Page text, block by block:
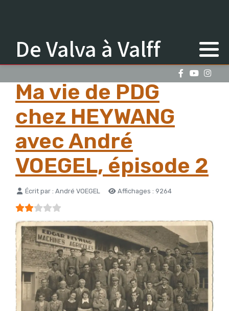
De Valva à Valff
Ma vie de PDG
chez HEYWANG
avec André
VOEGEL, épisode 2
Détails
Écrit par : André VOEGEL Affichages : 9264
Vote utilisateur: